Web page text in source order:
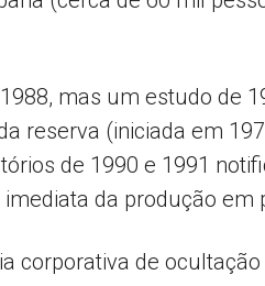
mas um estudo de
reserva (iniciada em
de 1990 e 1991
da produção
corporativa de